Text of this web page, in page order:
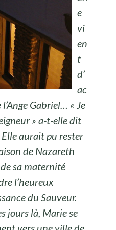
e
vi
en
t
d’
ac
Gabriel… « Je
» a-t-elle dit
Elle aurait pu rester
de Nazareth
sa maternité
l’heureux
du Sauveur.
jours là, Marie se